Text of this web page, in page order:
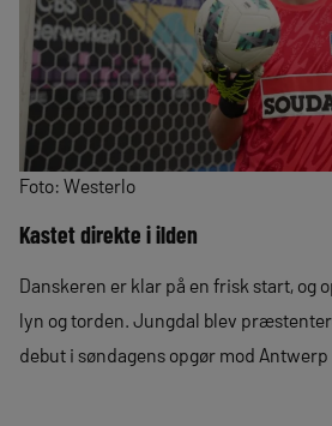
Foto: Westerlo
Kastet direkte i ilden
Danskeren er klar på en frisk start, og
lyn og torden. Jungdal blev
debut i søndagens opgør mod